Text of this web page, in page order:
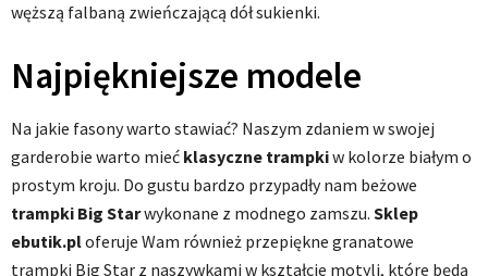
węższą falbaną zwieńczającą dół sukienki.
Najpiękniejsze modele
Na jakie fasony warto stawiać? Naszym zdaniem w swojej
garderobie warto mieć klasyczne trampkiw kolorze białym o
prostym kroju. Do gustu bardzo przypadły nam beżowe
trampki Big Starwykonane z modnego zamszu. Sklep
ebutik.ploferuje Wam również przepiękne granatowe
trampki Big Star z naszywkami w kształcie motyli, które będą